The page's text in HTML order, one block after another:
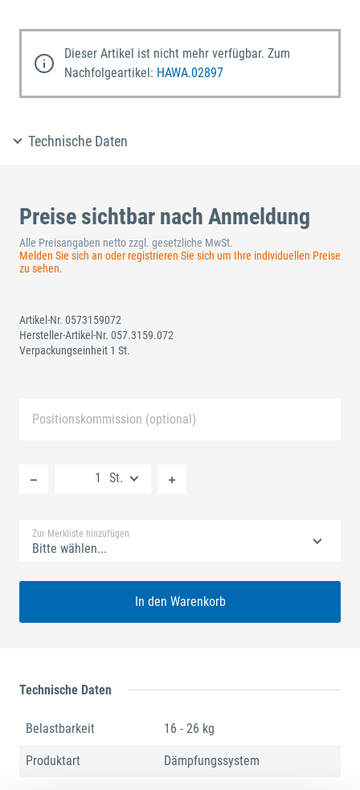
Dieser Artikel ist nicht mehr verfügbar. Zum
Nachfolgeartikel: HAWA.02897
Technische Daten
Preise sichtbar nach Anmeldung
Alle Preisangaben netto zzgl. gesetzliche MwSt.
Melden Sie sich an oder registrieren Sie sich um Ihre individuellen Preise
zu sehen.
Artikel-Nr. 0573159072
Hersteller-Artikel-Nr. 057.3159.072
Verpackungseinheit 1 St.
Positionskommission (optional)
St.
Zur Merkliste hinzufügen
Bitte wählen...
In den Warenkorb
Technische Daten
Belastbarkeit 16 - 26 kg
Produktart Dämpfungssystem